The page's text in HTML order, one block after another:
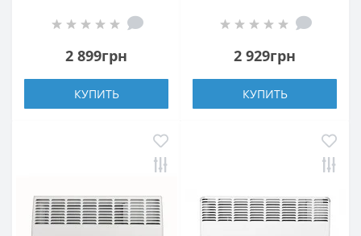
1000W
2 899грн
КУПИТЬ
Meca/M 1000W
2 929грн
КУПИТЬ